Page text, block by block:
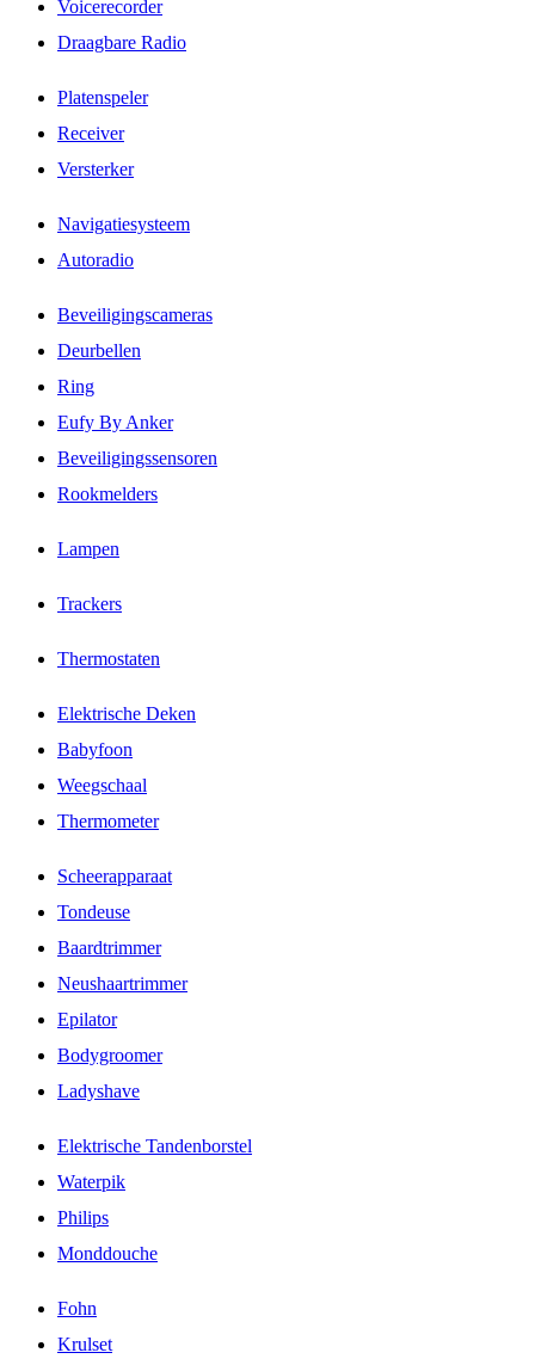
Voicerecorder
Draagbare Radio
Platenspeler
Receiver
Versterker
Navigatiesysteem
Autoradio
Beveiligingscameras
Deurbellen
Ring
Eufy By Anker
Beveiligingssensoren
Rookmelders
Lampen
Trackers
Thermostaten
Elektrische Deken
Babyfoon
Weegschaal
Thermometer
Scheerapparaat
Tondeuse
Baardtrimmer
Neushaartrimmer
Epilator
Bodygroomer
Ladyshave
Elektrische Tandenborstel
Waterpik
Philips
Monddouche
Fohn
Krulset